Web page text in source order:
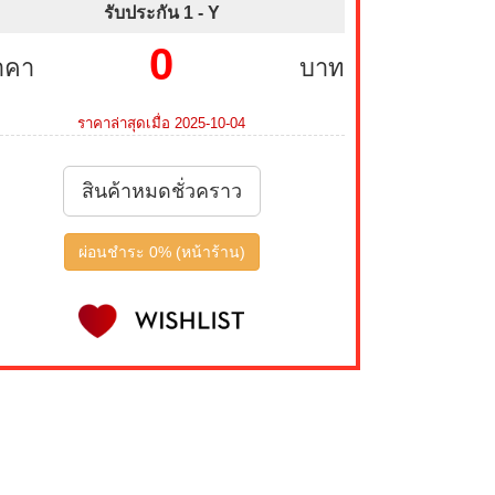
รับประกัน 1 - Y
คา บาท
0
ราคาล่าสุดเมื่อ 2025-10-04
สินค้าหมดชั่วคราว
ผ่อนชำระ 0% (หน้าร้าน)